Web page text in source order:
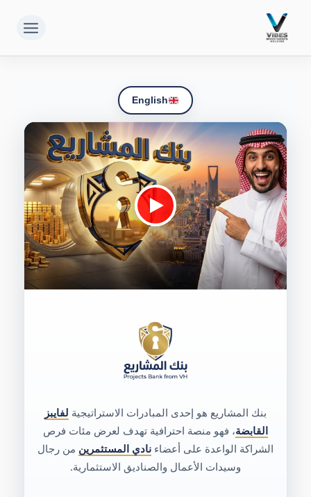
English
بنك المشاريع هو إحدى المبادرات الاستراتيجية لفايبز
القابضة، فهو منصة احترافية تهدف لعرض مئات فرص
الشراكة الواعدة على أعضاء نادي المستثمرين من رجال
وسيدات الأعمال والصناديق الاستثمارية.